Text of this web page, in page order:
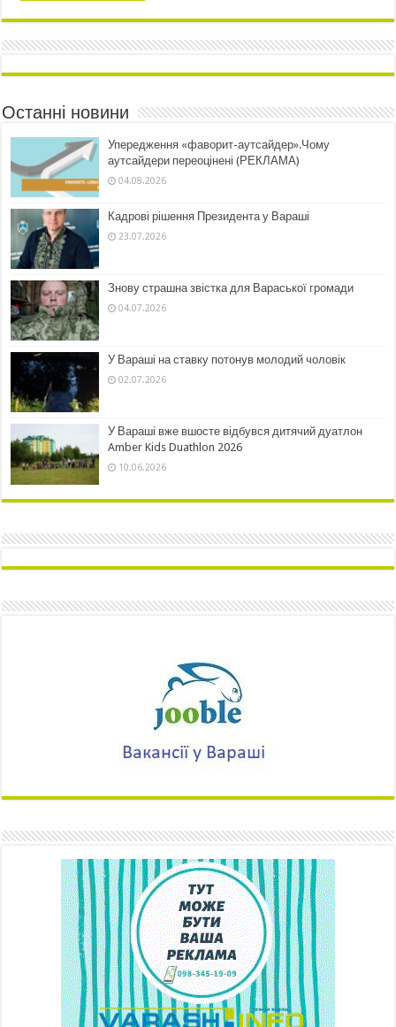
Останні новини
Упередження «фаворит-аутсайдер».Чому
аутсайдери переоцінені (РЕКЛАМА)
04.08.2026
Кадрові рішення Президента у Вараші
23.07.2026
Знову страшна звістка для Вараської громади
04.07.2026
У Вараші на ставку потонув молодий чоловік
02.07.2026
У Вараші вже вшосте відбувся дитячий дуатлон
Amber Kids Duathlon 2026
10.06.2026